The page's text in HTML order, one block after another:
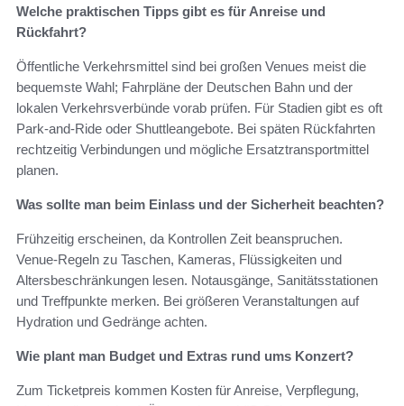
Welche praktischen Tipps gibt es für Anreise und
Rückfahrt?
Öffentliche Verkehrsmittel sind bei großen Venues meist die
bequemste Wahl; Fahrpläne der Deutschen Bahn und der
lokalen Verkehrsverbünde vorab prüfen. Für Stadien gibt es oft
Park‑and‑Ride oder Shuttleangebote. Bei späten Rückfahrten
rechtzeitig Verbindungen und mögliche Ersatztransportmittel
planen.
Was sollte man beim Einlass und der Sicherheit beachten?
Frühzeitig erscheinen, da Kontrollen Zeit beanspruchen.
Venue‑Regeln zu Taschen, Kameras, Flüssigkeiten und
Altersbeschränkungen lesen. Notausgänge, Sanitätsstationen
und Treffpunkte merken. Bei größeren Veranstaltungen auf
Hydration und Gedränge achten.
Wie plant man Budget und Extras rund ums Konzert?
Zum Ticketpreis kommen Kosten für Anreise, Verpflegung,